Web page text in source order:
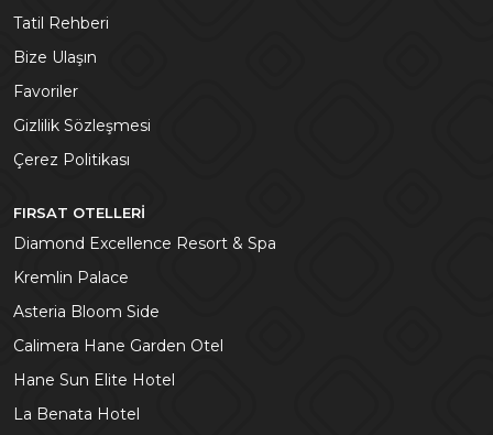
Tatil Rehberi
Bize Ulaşın
Favoriler
Gizlilik Sözleşmesi
Çerez Politikası
FIRSAT OTELLERI
Diamond Excellence Resort & Spa
Kremlin Palace
Asteria Bloom Side
Calimera Hane Garden Otel
Hane Sun Elite Hotel
La Benata Hotel